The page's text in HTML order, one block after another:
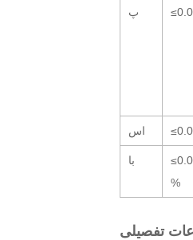
پ
اس
با
%
تفصیلی